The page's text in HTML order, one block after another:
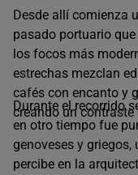
Único horario
Desde allí comienza
pasado portuario
los focos más
estrechas mezclan
cafés con encanto y
creando un
Durante el recorrido
en otro tiempo fue
genoveses y
percibe en la